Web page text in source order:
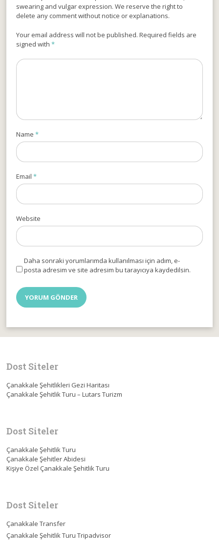
swearing and vulgar expression. We reserve the right to
delete any comment without notice or explanations.
Your email address will not be published. Required fields are
signed with*
Name*
Email*
Website
Daha sonraki yorumlarımda kullanılması için adım, e-
posta adresim ve site adresim bu tarayıcıya kaydedilsin.
Dost Siteler
Çanakkale Şehitlikleri Gezi Haritası
Çanakkale Şehitlik Turu – Lutars Turizm
Dost Siteler
Çanakkale Şehitlik Turu
Çanakkale Şehitler Abidesi
Kişiye Özel Çanakkale Şehitlik Turu
Dost Siteler
Çanakkale Transfer
Çanakkale Şehitlik Turu Tripadvisor